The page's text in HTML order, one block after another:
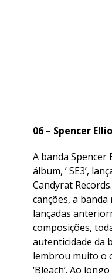
06 – Spencer
A banda
álbum, ‘ SE3’,
Candyrat
canções, a
lançadas
composições,
autenticidade da
lembrou muito o
‘Bleach’. Ao